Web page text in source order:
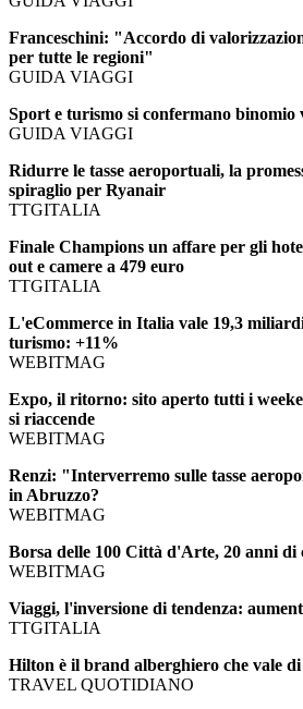
Franceschini: "Accordo di
per tutte le regioni"
GUIDA VIAGGI
Sport e turismo si confermano binomio
GUIDA VIAGGI
Ridurre le tasse aeroportuali, la
spiraglio per Ryanair
TTGITALIA
Finale Champions un affare per gli
out e camere a 479 euro
TTGITALIA
L'eCommerce in Italia vale 19,3
turismo: +11%
WEBITMAG
Expo, il ritorno: sito aperto tutti i
si riaccende
WEBITMAG
Renzi: "Interverremo sulle tasse
in Abruzzo?
WEBITMAG
Borsa delle 100 Città d'Arte, 20 anni di
WEBITMAG
Viaggi, l'inversione di tendenza:
TTGITALIA
Hilton è il brand alberghiero che vale
TRAVEL QUOTIDIANO